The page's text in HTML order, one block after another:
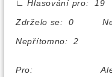
∟
Hlasování
Zdrželo se: 0
Nepřítomno: 2
Pro: